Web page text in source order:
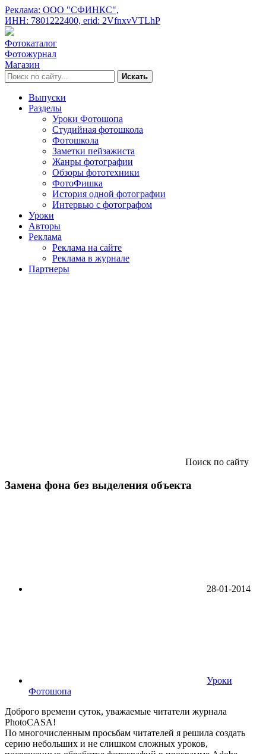
Реклама: ООО "СФИНКС",
ИНН: 7801222400, erid: 2VfnxvVTLhP
Фотокаталог
Фотожурнал
Магазин
Искать
Выпуски
Разделы
Уроки Фотошопа
Студийная фотошкола
Фотошкола
Заметки пейзажиста
Жанры фотографии
Обзоры фототехники
ФотоФишка
История одной фотографии
Интервью с фотографом
Уроки
Авторы
Реклама
Реклама на сайте
Реклама в журнале
Партнеры
Поиск по сайту
Замена фона без выделения объекта
28-01-2014
Уроки
Фотошопа
Доброго времени суток, уважаемые читатели журнала
PhotoCASA!
По многочисленным просьбам читателей я решила создать
серию небольших и не слишком сложных уроков,